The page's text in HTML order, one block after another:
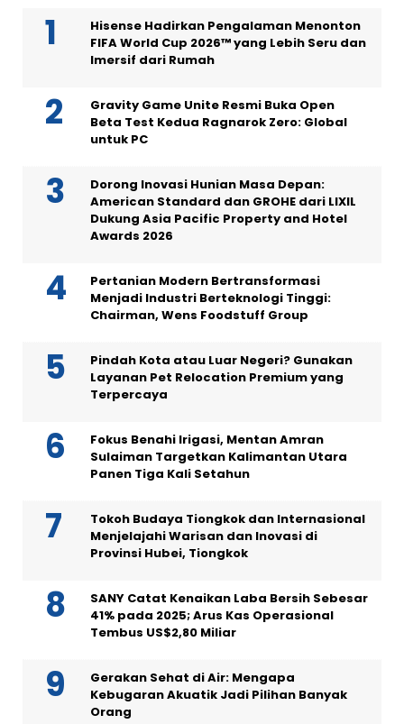
Hisense Hadirkan Pengalaman Menonton
FIFA World Cup 2026™ yang Lebih Seru dan
Imersif dari Rumah
Gravity Game Unite Resmi Buka Open
Beta Test Kedua Ragnarok Zero: Global
untuk PC
Dorong Inovasi Hunian Masa Depan:
American Standard dan GROHE dari LIXIL
Dukung Asia Pacific Property and Hotel
Awards 2026
Pertanian Modern Bertransformasi
Menjadi Industri Berteknologi Tinggi:
Chairman, Wens Foodstuff Group
Pindah Kota atau Luar Negeri? Gunakan
Layanan Pet Relocation Premium yang
Terpercaya
Fokus Benahi Irigasi, Mentan Amran
Sulaiman Targetkan Kalimantan Utara
Panen Tiga Kali Setahun
Tokoh Budaya Tiongkok dan Internasional
Menjelajahi Warisan dan Inovasi di
Provinsi Hubei, Tiongkok
SANY Catat Kenaikan Laba Bersih Sebesar
41% pada 2025; Arus Kas Operasional
Tembus US$2,80 Miliar
Gerakan Sehat di Air: Mengapa
Kebugaran Akuatik Jadi Pilihan Banyak
Orang